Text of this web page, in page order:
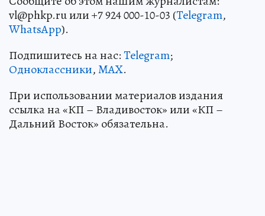
vl@phkp.ru или +7 924 000-10-03 (Telegram,
WhatsApp).
Подпишитесь на нас:Telegram;
Одноклассники,MAX.
При использовании материалов издания
ссылка на «КП – Владивосток» или «КП –
Дальний Восток» обязательна.